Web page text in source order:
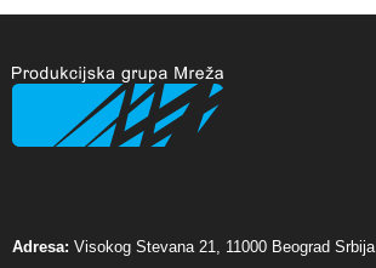
Adresa: Visokog Stevana 21, 11000 Beograd Srbija